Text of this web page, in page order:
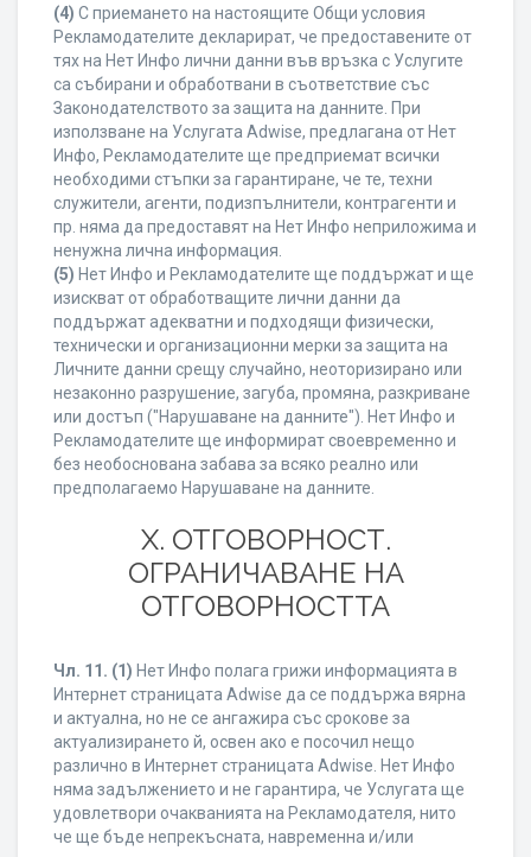
(4) С приемането на настоящите Общи условия
Рекламодателите декларират, че предоставените от
тях на Нет Инфо лични данни във връзка с Услугите
са събирани и обработвани в съответствие със
Законодателството за защита на данните. При
използване на Услугата Adwise, предлагана от Нет
Инфо, Рекламодателите ще предприемат всички
необходими стъпки за гарантиране, че те, техни
служители, агенти, подизпълнители, контрагенти и
пр. няма да предоставят на Нет Инфо неприложима и
ненужна лична информация.
(5) Нет Инфо и Рекламодателите ще поддържат и ще
изискват от обработващите лични данни да
поддържат адекватни и подходящи физически,
технически и организационни мерки за защита на
Личните данни срещу случайно, неоторизирано или
незаконно разрушение, загуба, промяна, разкриване
или достъп ("Нарушаване на данните"). Нет Инфо и
Рекламодателите ще информират своевременно и
без необоснована забава за всяко реално или
предполагаемо Нарушаване на данните.
X. ОТГОВОРНОСТ.
ОГРАНИЧАВАНЕ НА
ОТГОВОРНОСТТА
Чл. 11. (1) Нет Инфо полага грижи информацията в
Интернет страницата Adwise да се поддържа вярна
и актуална, но не се ангажира със срокове за
актуализирането й, освен ако е посочил нещо
различно в Интернет страницата Adwise. Нет Инфо
няма задължението и не гарантира, че Услугата ще
удовлетвори очакванията на Рекламодателя, нито
че ще бъде непрекъсната, навременна и/или